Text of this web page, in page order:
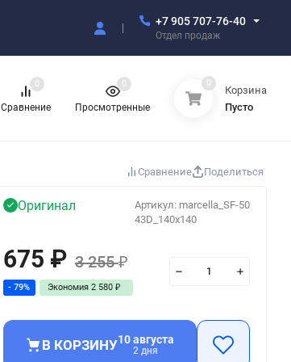
+7 905 707-76-40
Отдел продаж
Сравнение
0
Просмотренные
0 0
Корзина
Пусто
Сравнение Поделиться
Артикул: marcella_SF-50
43D_140x140
Оригинал
675 ₽ 3 255₽
- 79% Экономия 2 580 ₽
В КОРЗИНУ10 августа
2 дня